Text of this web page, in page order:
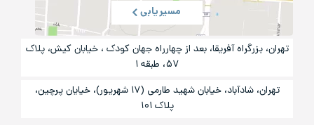
مسیریابی
تهران، بزرگراه آفریقا، بعد از چهارراه جهان کودک ، خیابان کیش، پلاک
۵۷، طبقه ۱
تهران، شادآباد، خیابان شهید طارمی (۱۷ شهریور)، خیایان پرچین،
پلاک ۱۰۱